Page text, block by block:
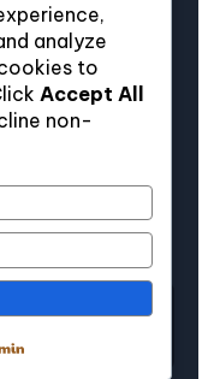
Indonesia
analyze
to
Accept All
non-